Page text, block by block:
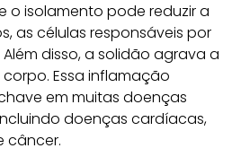
o isolamento pode reduzir a
as células responsáveis por
disso, a solidão agrava a
Essa inflamação
em muitas doenças
doenças cardíacas,
câncer.